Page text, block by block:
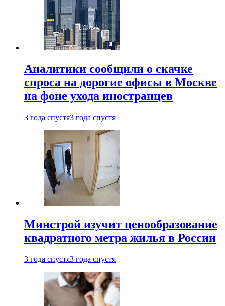
Аналитики сообщили о скачке
спроса на дорогие офисы в Москве
на фоне ухода иностранцев
3 года спустя3 года спустя
Минстрой изучит ценообразование
квадратного метра жилья в России
3 года спустя3 года спустя